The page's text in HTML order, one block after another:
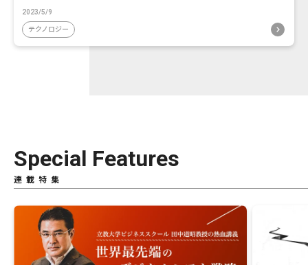
2023/5/9
テクノロジー
Special Features
連載特集